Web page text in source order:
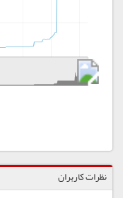
نظرات کاربران